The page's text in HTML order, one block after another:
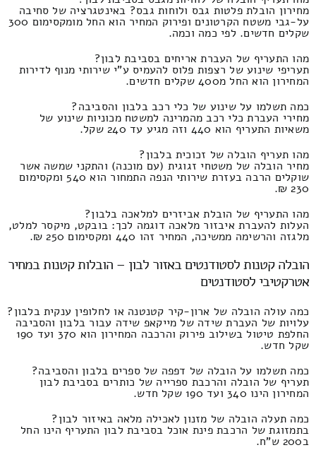
מחירון הובלת פלטות גבס ולוחות גבס? באינטגרציה של סחיבה
על-גבי משטח הקרטונים ופירוק המחיר הוא החל מומקסימום 300
שקלים חדשים. לפי כמה וכמה.
מהו התעריף של העברת אריחים בסביבת לבון?
תעריפי שינוע של רצפות פלוס להעמיס ע"י שירותי מנוף לדירות
המחירון הוא החל מ400 שקלים חדשים.
כמה תשלמו על שינוע של כלי רכב בלבון והסביבה?
מחירי העברת כלי רכב מהמרינה למשטח מכוניות שינוע של
משאיות התעריף הוא 440 וזה מגיע עד 240 שקל.
מהו תעריף הובלה של זכוכית בלבון?
מחיר הובלה של משטחי זגוגית (עם מוכנה) והתקני שמשה אשר
שוקלים הרבה בעזרת שירותי הנפה התמחור הוא 540 ומקסימום
230 ₪.
מהו התעריף של הובלת אביזרים למלאכה בלבון?
העלות להעברת איבזור מלאכה דוגמה לכך: בובקט, מיקסר למלט,
מלגזה והרשימה ממשיכה, המחיר זהו 440 ומקסימום 250 ₪.
הובלה קטנות לסטודנטים באזור לבון – הובלות קטנות במחיר
אטרקטיבי לסטודנטים
כמה עולה הובלה של ארון-קיר קטנטנה או לחלופין ענקית בלבון?
עלויות של העברת שידה של מייקאפ שידה עבור בלבון והסביבה
החלפת טיטול בשילוב פירוק והרכבה המחירון הוא 370 ועד 190
שקל חדש.
כמה תשלמו על הובלה של דפפה של ספרים בלבון והסביבה?
תעריף של הובלה והרכבת ספרייה של כותרים בסביבת לבון
המחירון הינו 340 ועד 190 שקל חדש.
כמה תעלה הובלה של מזנון לאכילה מלאה באיזור לבון?
בתמזוגת של הרכבת פינת אוכל בסביבת לבון התעריף הינו החל
ב200 ש"ח.